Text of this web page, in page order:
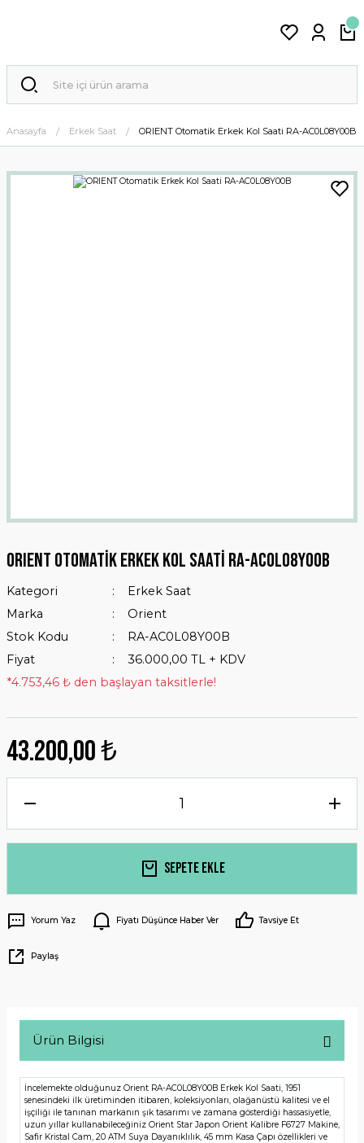
Anasayfa Erkek Saat ORIENT Otomatik Erkek Kol Saati RA-AC0L08Y00B
ORIENT Otomatik Erkek Kol Saati RA-AC0L08Y00B
Kategori
Erkek Saat
Marka
Orient
Stok Kodu
RA-AC0L08Y00B
Fiyat
36.000,00 TL + KDV
*4.753,46 ₺ den başlayan taksitlerle!
43.200,00 ₺
Sepete Ekle
Yorum Yaz Fiyatı Düşünce Haber Ver Tavsiye Et
Paylaş
Ürün Bilgisi
İncelemekte olduğunuz Orient RA-AC0L08Y00B Erkek Kol Saati, 1951
senesindeki ilk üretiminden itibaren, koleksiyonları, olağanüstü kalitesi ve el
işçiliği ile tanınan markanın şık tasarımı ve zamana gösterdiği hassasiyetle,
uzun yıllar kullanabileceğiniz Orient Star Japon Orient Kalibre F6727 Makine,
Safir Kristal Cam, 20 ATM Suya Dayanıklılık, 45 mm Kasa Çapı özellikleri ve